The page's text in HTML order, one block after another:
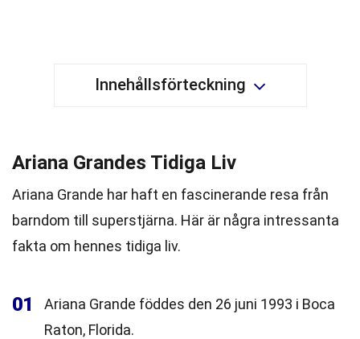
Innehållsförteckning
Ariana Grandes Tidiga Liv
Ariana Grande har haft en fascinerande resa från
barndom till superstjärna. Här är några intressanta
fakta om hennes tidiga liv.
01
Ariana Grande föddes den 26 juni 1993 i Boca
Raton, Florida.